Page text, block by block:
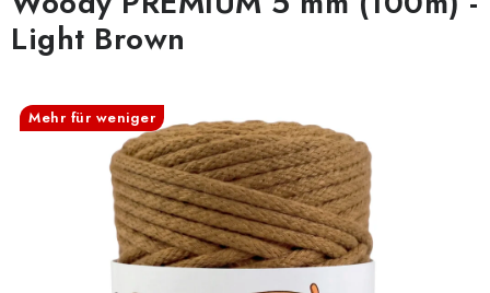
BASTELSETS
ZUBEHÖR ZUM HÄKELN
WOODY GARN
WOODY PREMIUM 5 MM
Zahlung & Versand
Nachhaltigkeit
Light Brown
Mehr für weniger